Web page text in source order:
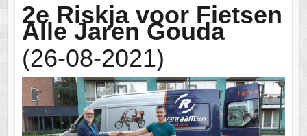
2e Riskja voor Fietsen
Alle Jaren Gouda
(26-08-2021)